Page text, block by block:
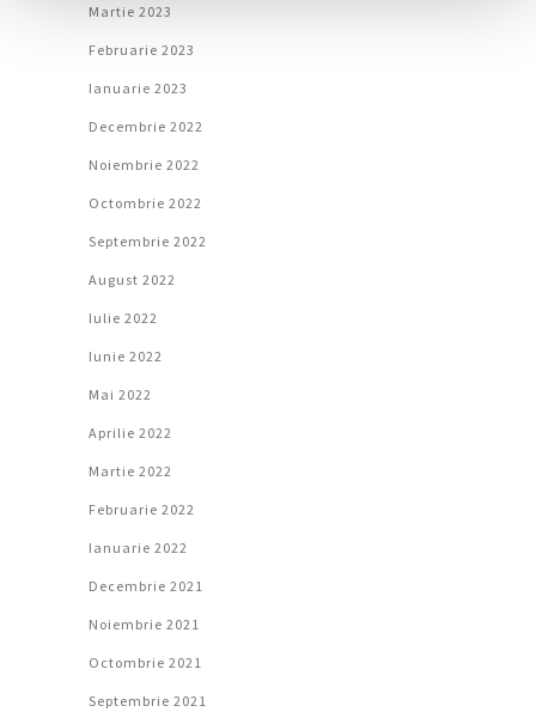
Martie 2023
Februarie 2023
Ianuarie 2023
Decembrie 2022
Noiembrie 2022
Octombrie 2022
Septembrie 2022
August 2022
Iulie 2022
Iunie 2022
Mai 2022
Aprilie 2022
Martie 2022
Februarie 2022
Ianuarie 2022
Decembrie 2021
Noiembrie 2021
Octombrie 2021
Septembrie 2021